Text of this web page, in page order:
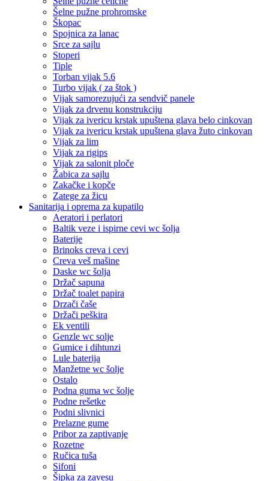
Šelne pužne prohromske
Škopac
Spojnica za lanac
Srce za sajlu
Stoperi
Tiple
Torban vijak 5.6
Turbo vijak ( za štok )
Vijak samorezujući za sendvič panele
Vijak za drvenu konstrukciju
Vijak za ivericu krstak upuštena glava belo cinkovan
Vijak za ivericu krstak upuštena glava žuto cinkovan
Vijak za lim
Vijak za rigips
Vijak za salonit ploče
Žabica za sajlu
Zakačke i kopče
Zatege za žicu
Sanitarija i oprema za kupatilo
Aeratori i perlatori
Baltik veze i ispirne cevi wc šolja
Baterije
Brinoks creva i cevi
Creva veš mašine
Daske wc šolja
Držač sapuna
Držač toalet papira
Drzači čaše
Držači peškira
Ek ventili
Genzle wc solje
Gumice i dihtunzi
Lule baterija
Manžetne wc šolje
Ostalo
Podna guma wc šolje
Podne rešetke
Podni slivnici
Prelazne gume
Pribor za zaptivanje
Rozetne
Ručica tuša
Sifoni
Šipka za zavesu